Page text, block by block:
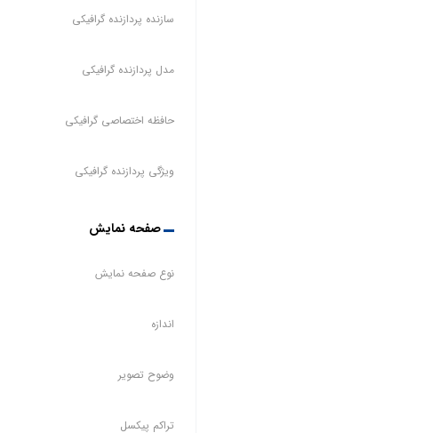
سازنده پردازنده گرافیکی
مدل پردازنده گرافیکی
حافظه اختصاصی گرافیکی
ویژگی پردازنده گرافیکی
صفحه نمایش
نوع صفحه نمایش
اندازه
وضوح تصویر
تراکم پیکسل